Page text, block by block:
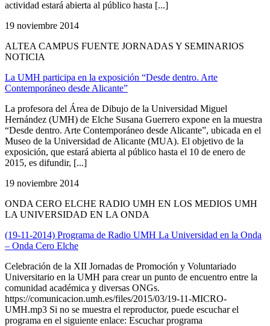
actividad estará abierta al público hasta [...]
19 noviembre 2014
ALTEA CAMPUS FUENTE JORNADAS Y SEMINARIOS
NOTICIA
La UMH participa en la exposición “Desde dentro. Arte
Contemporáneo desde Alicante”
La profesora del Área de Dibujo de la Universidad Miguel
Hernández (UMH) de Elche Susana Guerrero expone en la muestra
“Desde dentro. Arte Contemporáneo desde Alicante”, ubicada en el
Museo de la Universidad de Alicante (MUA). El objetivo de la
exposición, que estará abierta al público hasta el 10 de enero de
2015, es difundir, [...]
19 noviembre 2014
ONDA CERO ELCHE RADIO UMH EN LOS MEDIOS UMH
LA UNIVERSIDAD EN LA ONDA
(19-11-2014) Programa de Radio UMH La Universidad en la Onda
– Onda Cero Elche
Celebración de la XII Jornadas de Promoción y Voluntariado
Universitario en la UMH para crear un punto de encuentro entre la
comunidad académica y diversas ONGs.
https://comunicacion.umh.es/files/2015/03/19-11-MICRO-
UMH.mp3 Si no se muestra el reproductor, puede escuchar el
programa en el siguiente enlace: Escuchar programa